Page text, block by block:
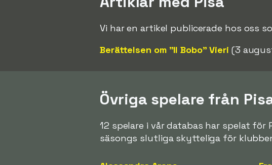
Vi har en artikel publicerade hos oss
Berättelsen om "Il Bobo" Vieri (3
Övriga spelare från
12 spelare i vår databas har spelat
säsongs slutliga skytteliga för